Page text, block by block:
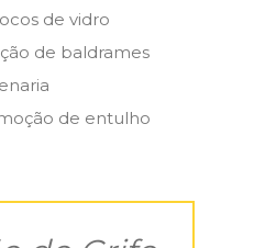
de vidro
de baldrames
de entulho